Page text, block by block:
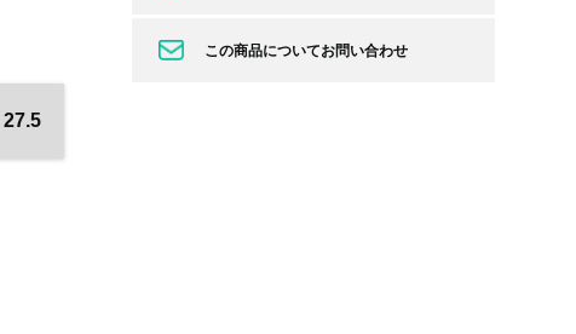
27.5
この商品についてお問い合わせ